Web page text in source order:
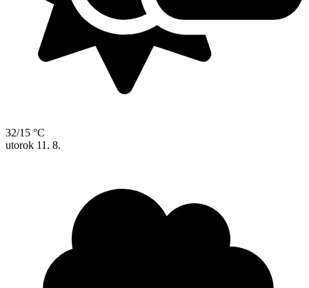
32/15 °C
utorok 11. 8.